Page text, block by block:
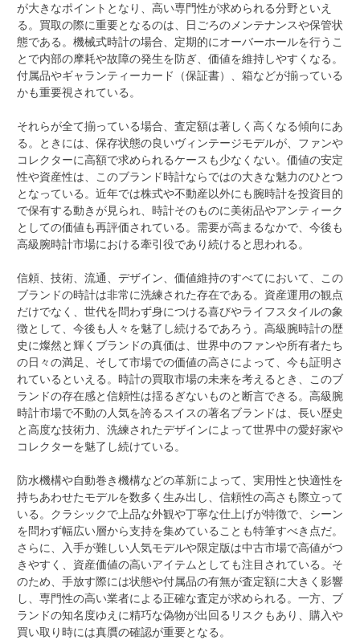
が大きなポイントとなり、高い専門性が求められる分野といえ
る。買取の際に重要となるのは、日ごろのメンテナンスや保管状
態である。機械式時計の場合、定期的にオーバーホールを行うこ
とで内部の摩耗や故障の発生を防ぎ、価値を維持しやすくなる。
付属品やギャランティーカード（保証書）、箱などが揃っている
かも重要視されている。
それらが全て揃っている場合、査定額は著しく高くなる傾向にあ
る。ときには、保存状態の良いヴィンテージモデルが、ファンや
コレクターに高額で求められるケースも少なくない。価値の安定
性や資産性は、このブランド時計ならではの大きな魅力のひとつ
となっている。近年では株式や不動産以外にも腕時計を投資目的
で保有する動きが見られ、時計そのものに美術品やアンティーク
としての価値も再評価されている。需要が高まるなかで、今後も
高級腕時計市場における牽引役であり続けると思われる。
信頼、技術、流通、デザイン、価値維持のすべてにおいて、この
ブランドの時計は非常に洗練された存在である。資産運用の観点
だけでなく、世代を問わず身につける喜びやライフスタイルの象
徴として、今後も人々を魅了し続けるであろう。高級腕時計の歴
史に燦然と輝くブランドの真価は、世界中のファンや所有者たち
の日々の満足、そして市場での価値の高さによって、今も証明さ
れているといえる。時計の買取市場の未来を考えるとき、このブ
ランドの存在感と信頼性は揺るぎないものと断言できる。高級腕
時計市場で不動の人気を誇るスイスの著名ブランドは、長い歴史
と高度な技術力、洗練されたデザインによって世界中の愛好家や
コレクターを魅了し続けている。
防水機構や自動巻き機構などの革新によって、実用性と快適性を
持ちあわせたモデルを数多く生み出し、信頼性の高さも際立って
いる。クラシックで上品な外観や丁寧な仕上げが特徴で、シーン
を問わず幅広い層から支持を集めていることも特筆すべき点だ。
さらに、入手が難しい人気モデルや限定版は中古市場で高値がつ
きやすく、資産価値の高いアイテムとしても注目されている。そ
のため、手放す際には状態や付属品の有無が査定額に大きく影響
し、専門性の高い業者による正確な査定が求められる。一方、ブ
ランドの知名度ゆえに精巧な偽物が出回るリスクもあり、購入や
買い取り時には真贋の確認が重要となる。